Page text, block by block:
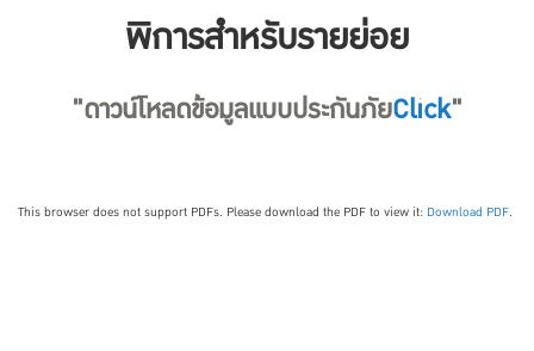
พิการสำหรับรายย่อย
"ดาวน์โหลดข้อมูลแบบประกันภัยClick"
This browser does not support PDFs. Please download the PDF to view it: Download PDF.